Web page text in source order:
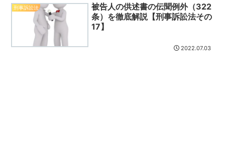
刑事訴訟法
被告人の供述書の伝聞例外（322
条）を徹底解説【刑事訴訟法その
17】
2022.07.03